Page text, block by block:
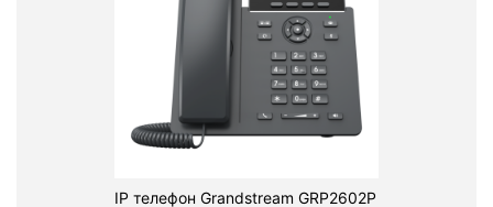
IP телефон Grandstream GRP2602P